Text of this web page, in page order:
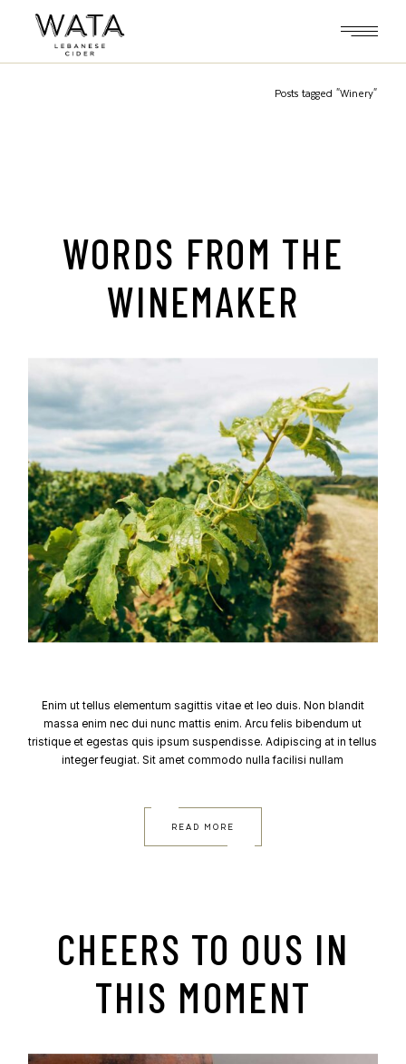
Posts tagged "Winery"
WORDS FROM THE
WINEMAKER
Enim ut tellus elementum sagittis vitae et leo duis. Non blandit
massa enim nec dui nunc mattis enim. Arcu felis bibendum ut
tristique et egestas quis ipsum suspendisse. Adipiscing at in tellus
integer feugiat. Sit amet commodo nulla facilisi nullam
READ MORE
CHEERS TO OUS IN
THIS MOMENT